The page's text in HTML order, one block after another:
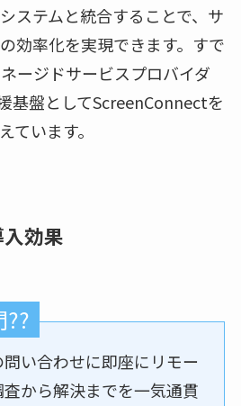
ステムと統合することで、サ
効率化を実現できます。すで
ージドサービスプロバイダ
基盤としてScreenConnectを
ています。
効果
い合わせに即座にリモー
から解決までを一気通貫